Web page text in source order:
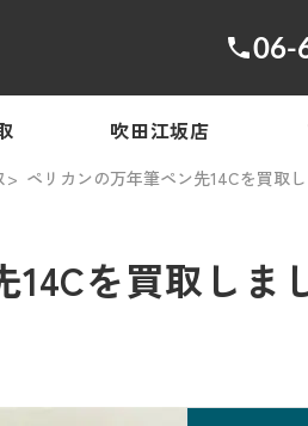
06-
吹田江坂店
ペリカンの万年筆ペン先14Cを買取
14Cを買取し